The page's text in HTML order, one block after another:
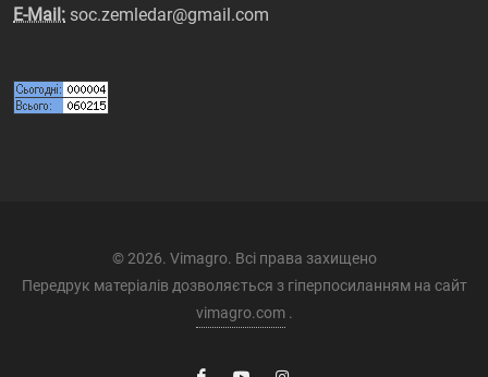
E-Mail: soc.zemledar@gmail.com
© 2026. Vimagro. Всі права захищено
Передрук матеріалів дозволяється з гіперпосиланням на сайт
vimagro.com .